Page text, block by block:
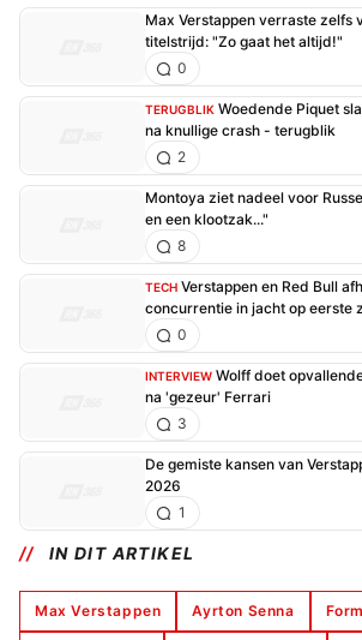
Max Verstappen verraste zelfs
titelstrijd: "Zo gaat het altijd!"
0
TERUGBLIK Woedende Piquet
na knullige crash - terugblik
2
Montoya ziet nadeel voor
en een klootzak..."
8
TECH Verstappen en Red Bull
concurrentie in jacht op eerste
0
INTERVIEW Wolff doet
na 'gezeur' Ferrari
3
De gemiste kansen van
2026
1
IN DIT ARTIKEL
Max Verstappen Ayrton Senna